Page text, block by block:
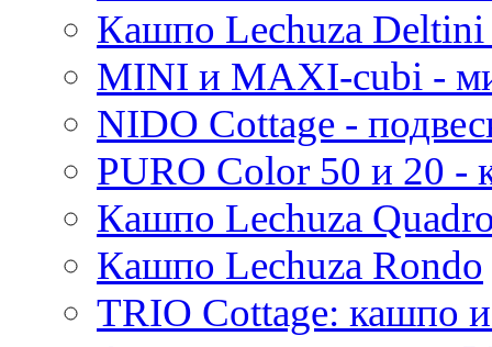
Кашпо Lechuza
MINI и MAXI-cubi -
NIDO Cottage -
PURO Color 50 и 20
Кашпо Lechuza
Кашпо Lechuza Rondo
TRIO Cottage: кашпо